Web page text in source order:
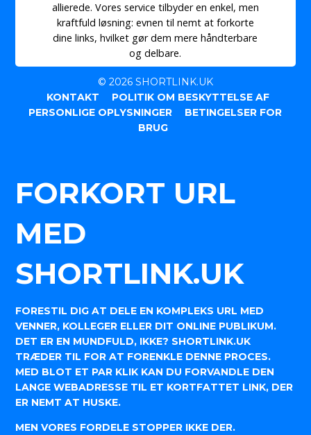
allierede. Vores service tilbyder en enkel, men
kraftfuld løsning: evnen til nemt at forkorte
dine links, hvilket gør dem mere håndterbare
og delbare.
© 2026 SHORTLINK.UK
KONTAKT
POLITIK OM BESKYTTELSE AF
PERSONLIGE OPLYSNINGER
BETINGELSER FOR
BRUG
FORKORT URL
MED
SHORTLINK.UK
FORESTIL DIG AT DELE EN KOMPLEKS URL MED
VENNER, KOLLEGER ELLER DIT ONLINE PUBLIKUM.
DET ER EN MUNDFULD, IKKE? SHORTLINK.UK
TRÆDER TIL FOR AT FORENKLE DENNE PROCES.
MED BLOT ET PAR KLIK KAN DU FORVANDLE DEN
LANGE WEBADRESSE TIL ET KORTFATTET LINK, DER
ER NEMT AT HUSKE.
MEN VORES FORDELE STOPPER IKKE DER.